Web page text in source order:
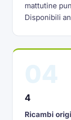
mattutine
Disponibili
4
Ricambi